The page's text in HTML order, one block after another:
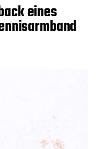
eines